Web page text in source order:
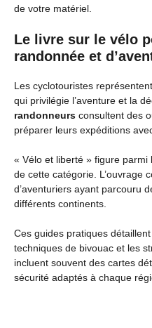
de votre matériel.
Le livre sur le vélo
randonnée et
Les cyclotouristes
qui privilégie l’aventure et la
randonneurs consultent des
préparer leurs expéditions
« Vélo et liberté » figure
de cette catégorie. L’ouvrage
d’aventuriers ayant parcouru
différents continents.
Ces guides pratiques
techniques de bivouac et les
incluent souvent des cartes
sécurité adaptés à chaque